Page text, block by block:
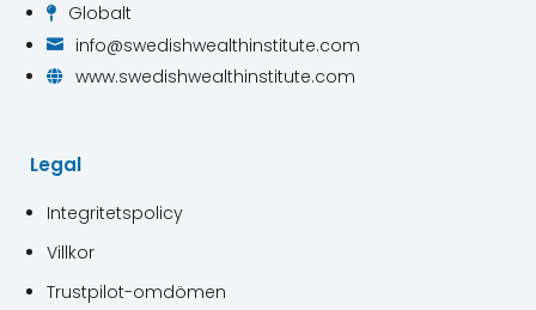
 Globalt
 info@swedishwealthinstitute.com
 www.swedishwealthinstitute.com
Legal
Integritetspolicy
Villkor
Trustpilot-omdömen